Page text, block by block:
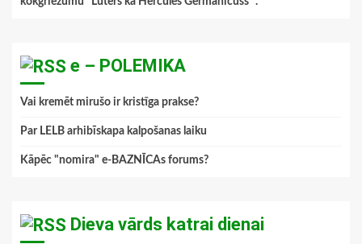
e – POLEMIKA
Vai kremēt mirušo ir kristīga prakse?
Par LELB arhibīskapa kalpošanas laiku
Kāpēc "nomira" e-BAZNĪCAs forums?
Dieva vārds katrai dienai